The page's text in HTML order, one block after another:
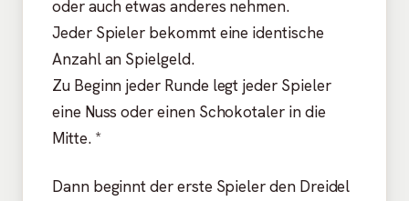
oder auch etwas anderes nehmen.
Jeder Spieler bekommt eine identische
Anzahl an Spielgeld.
Zu Beginn jeder Runde legt jeder Spieler
eine Nuss oder einen Schokotaler in die
Mitte. *
Dann beginnt der erste Spieler den Dreidel